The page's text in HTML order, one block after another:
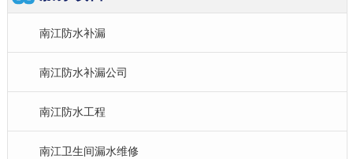
南江防水补漏
南江防水补漏公司
南江防水工程
南江卫生间漏水维修